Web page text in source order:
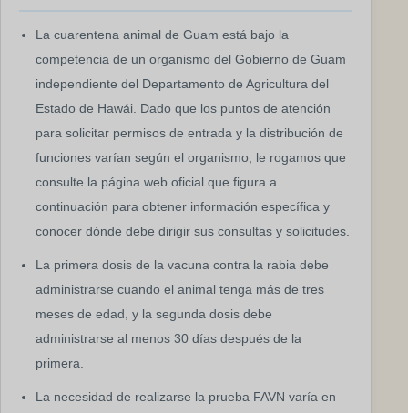
La cuarentena animal de Guam está bajo la
competencia de un organismo del Gobierno de Guam
independiente del Departamento de Agricultura del
Estado de Hawái. Dado que los puntos de atención
para solicitar permisos de entrada y la distribución de
funciones varían según el organismo, le rogamos que
consulte la página web oficial que figura a
continuación para obtener información específica y
conocer dónde debe dirigir sus consultas y solicitudes.
La primera dosis de la vacuna contra la rabia debe
administrarse cuando el animal tenga más de tres
meses de edad, y la segunda dosis debe
administrarse al menos 30 días después de la
primera.
La necesidad de realizarse la prueba FAVN varía en